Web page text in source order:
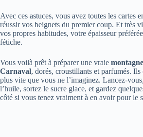
Avec ces astuces, vous avez toutes les cartes
réussir vos beignets du premier coup. Et très
vos propres habitudes, votre épaisseur
fétiche.
Vous voilà prêt à préparer une vraie
Carnaval, dorés, croustillants et parfumés.
plus vite que vous ne l’imaginez. Lancez-
l’huile, sortez le sucre glace, et gardez
côté si vous tenez vraiment à en avoir pour le